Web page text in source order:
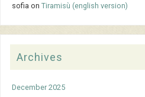
sofia onTiramisù (english version)
Archives
December 2025